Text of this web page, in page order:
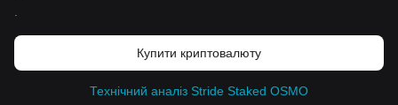
Купити криптовалюту
Технічний аналіз Stride Staked OSMO